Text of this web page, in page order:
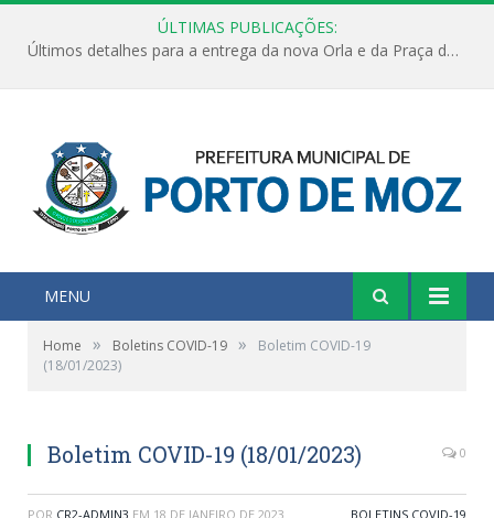
ÚLTIMAS PUBLICAÇÕES:
Últimos detalhes para a entrega da nova Orla e da Praça do Praião
MENU
Home » Boletins COVID-19 »
Boletim COVID-19
(18/01/2023)
Boletim COVID-19 (18/01/2023) 0
POR CR2-ADMIN3 EM 18 DE JANEIRO DE 2023 BOLETINS COVID-19